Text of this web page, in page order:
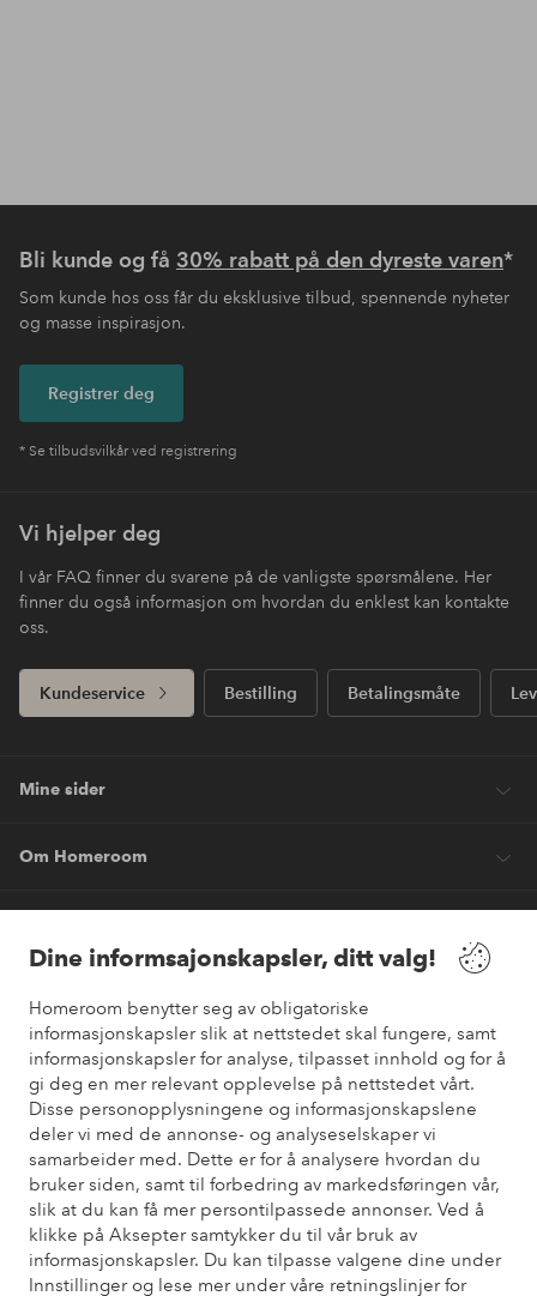
Dine informsajonskapsler, ditt valg!
Homeroom benytter seg av obligatoriske
informasjonskapsler slik at nettstedet skal fungere, samt
informasjonskapsler for analyse, tilpasset innhold og for å
gi deg en mer relevant opplevelse på nettstedet vårt.
Disse personopplysningene og informasjonskapslene
deler vi med de annonse- og analyseselskaper vi
samarbeider med. Dette er for å analysere hvordan du
bruker siden, samt til forbedring av markedsføringen vår,
slik at du kan få mer persontilpassede annonser. Ved å
klikke på Aksepter samtykker du til vår bruk av
informasjonskapsler. Du kan tilpasse valgene dine under
Innstillinger og lese mer under våre retningslinjer for
Bli kunde og få 30% rabatt på den dyreste varen*
Som kunde hos oss får du eksklusive tilbud, spennende nyheter
og masse inspirasjon.
Registrer deg
* Se tilbudsvilkår ved registrering
Vi hjelper deg
I vår FAQ finner du svarene på de vanligste spørsmålene. Her
finner du også informasjon om hvordan du enklest kan kontakte
oss.
Kundeservice Bestilling Betalingsmåte
Mine sider
Om Homeroom
Venner
Sikre betalinger
Vil du vite mer om våre betalingsalternativer?
elpy